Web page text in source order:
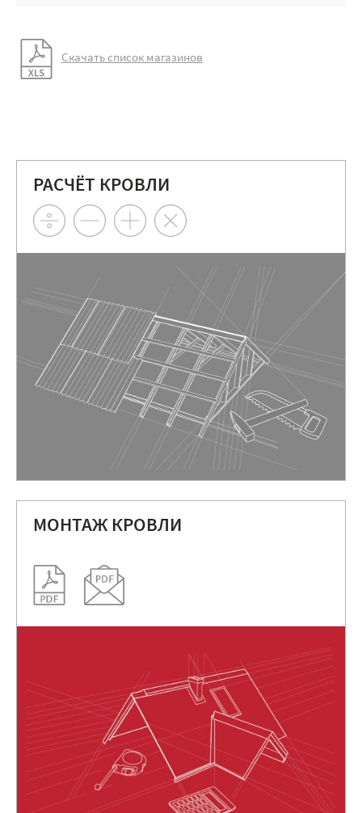
Скачать список магазинов
РАСЧЁТ КРОВЛИ
МОНТАЖ КРОВЛИ